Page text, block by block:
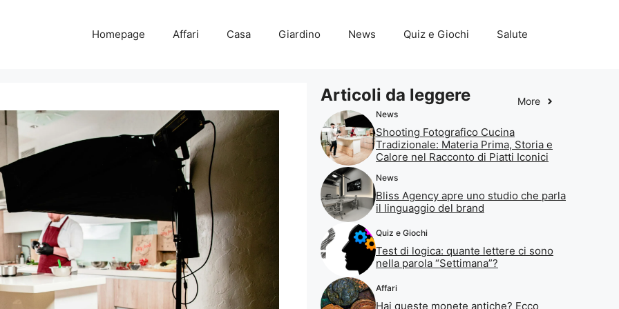
Homepage Affari Casa Giardino News Quiz e Giochi Salute
Articoli da leggere More
News
Shooting Fotografico Cucina
Tradizionale: Materia Prima, Storia e
Calore nel Racconto di Piatti Iconici
News
Bliss Agency apre uno studio che parla
il linguaggio del brand
Quiz e Giochi
Test di logica: quante lettere ci sono
nella parola “Settimana”?
Affari
Hai queste monete antiche? Ecco